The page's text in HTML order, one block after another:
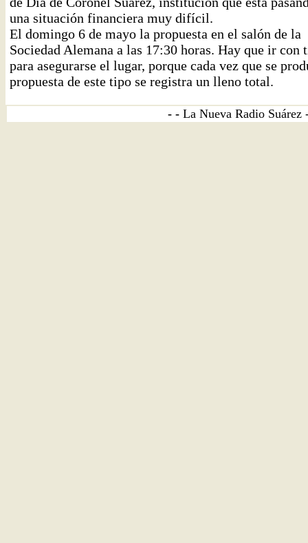
una situación financiera muy difícil.
El domingo 6 de mayo la propuesta en el salón de la
Sociedad Alemana a las 17:30 horas. Hay que ir con
para asegurarse el lugar, porque cada vez que se
propuesta de este tipo se registra un lleno total.
- - La Nueva Radio